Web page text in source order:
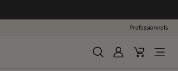
Professionnels
RechercherSe connecter
Panier